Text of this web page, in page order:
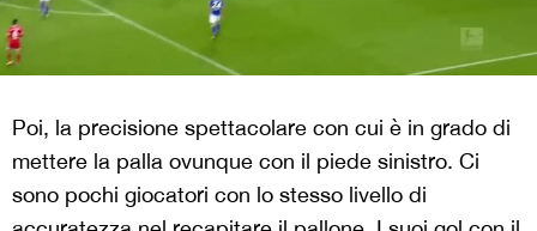
Poi, la precisione spettacolare con cui è in grado di
mettere la palla ovunque con il piede sinistro. Ci
sono pochi giocatori con lo stesso livello di